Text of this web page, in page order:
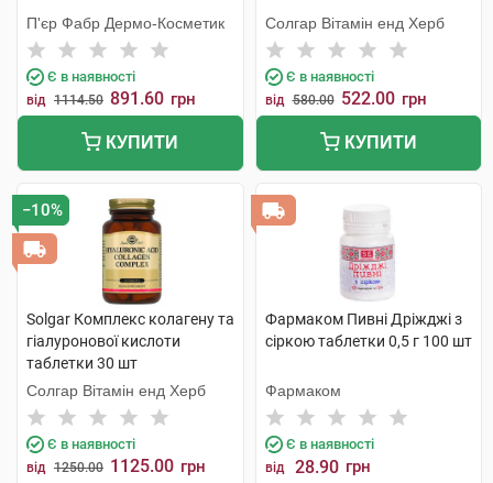
П'єр Фабр Дермо-Косметик
Є в наявності
від 1114.50 891.60 грн
КУПИТИ
Солгар Вітамін енд Херб
Є в наявності
від 580.00 522.00 грн
КУПИТИ
−10%
Solgar Комплекс колагену та
гіалуронової кислоти
таблетки 30 шт
Солгар Вітамін енд Херб
Є в наявності
від 1250.00 1125.00 грн
Фармаком Пивні Дріжджі з
сіркою таблетки 0,5 г 100 шт
Фармаком
Є в наявності
від 28.90 грн